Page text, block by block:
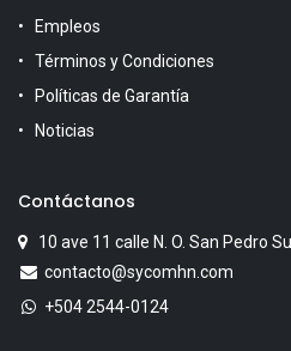
Empleos
Términos y Condiciones
Políticas de Garantía
Noticias
Contáctanos
10 ave 11 calle N. O. San Pedro
contacto@sycomhn.com
+504 2544-0124